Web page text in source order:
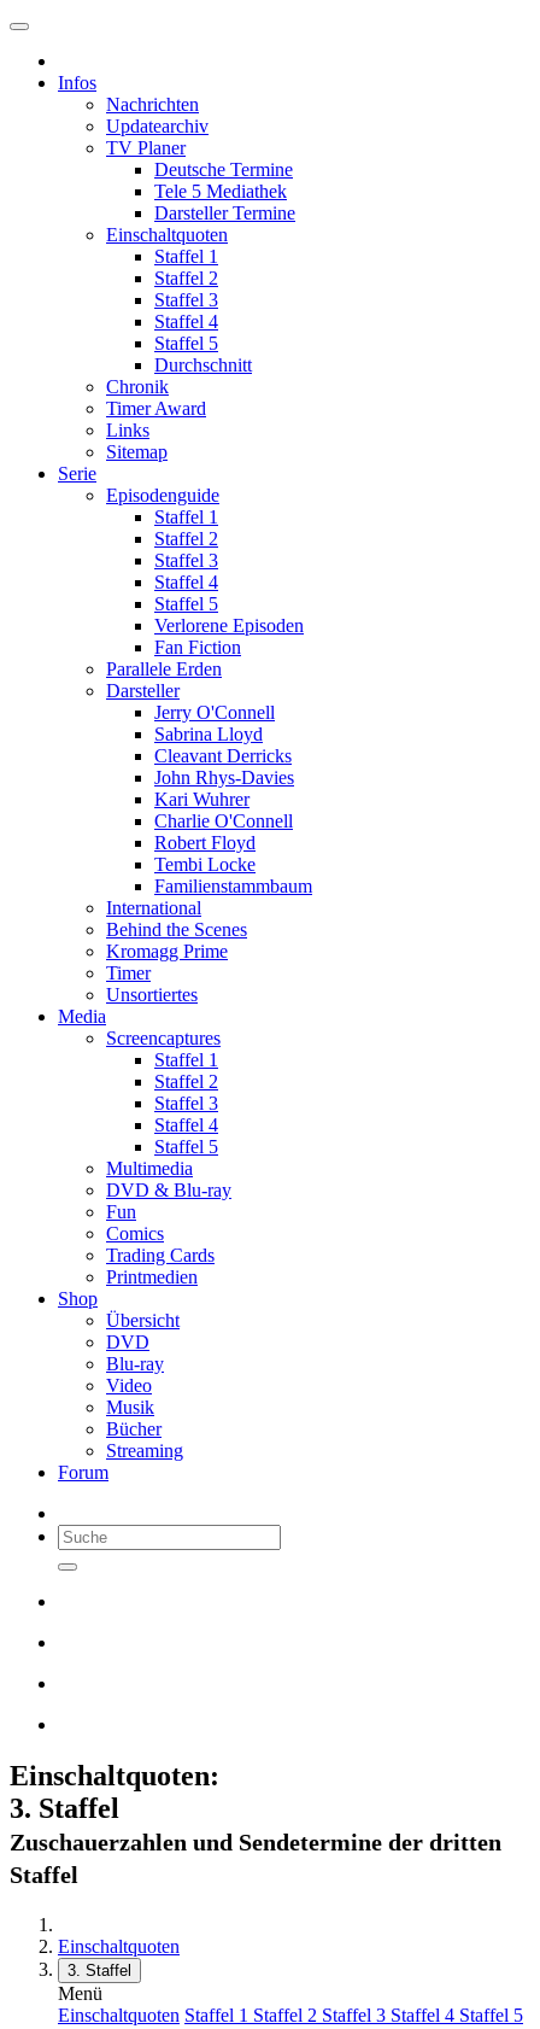
Infos
Nachrichten
Updatearchiv
TV Planer
Deutsche Termine
Tele 5 Mediathek
Darsteller Termine
Einschaltquoten
Staffel 1
Staffel 2
Staffel 3
Staffel 4
Staffel 5
Durchschnitt
Chronik
Timer Award
Links
Sitemap
Serie
Episodenguide
Staffel 1
Staffel 2
Staffel 3
Staffel 4
Staffel 5
Verlorene Episoden
Fan Fiction
Parallele Erden
Darsteller
Jerry O'Connell
Sabrina Lloyd
Cleavant Derricks
John Rhys-Davies
Kari Wuhrer
Charlie O'Connell
Robert Floyd
Tembi Locke
Familienstammbaum
International
Behind the Scenes
Kromagg Prime
Timer
Unsortiertes
Media
Screencaptures
Staffel 1
Staffel 2
Staffel 3
Staffel 4
Staffel 5
Multimedia
DVD & Blu-ray
Fun
Comics
Trading Cards
Printmedien
Shop
Übersicht
DVD
Blu-ray
Video
Musik
Bücher
Streaming
Forum
Einschaltquoten:
3. Staffel
Zuschauerzahlen und Sendetermine der dritten
Staffel
Einschaltquoten
3. Staffel
Menü
Einschaltquoten Staffel 1 Staffel 2 Staffel 3 Staffel 4 Staffel 5